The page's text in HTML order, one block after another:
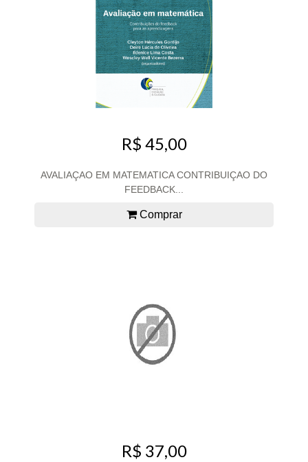
R$ 45,00
AVALIAÇAO EM MATEMATICA CONTRIBUIÇAO DO
FEEDBACK...
Comprar
R$ 37,00